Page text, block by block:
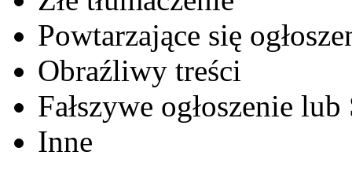
Powtarzające się
Obraźliwy treści
Fałszywe ogłoszenie lub
Inne